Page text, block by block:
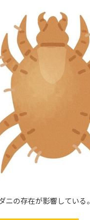
の存在が影響している。